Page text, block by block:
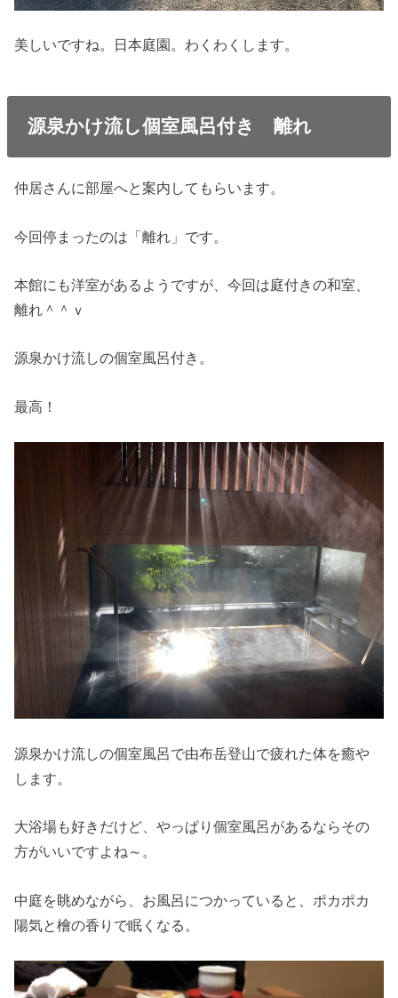
美しいですね。日本庭園。わくわくします。
源泉かけ流し個室風呂付き 離れ
仲居さんに部屋へと案内してもらいます。
今回停まったのは「離れ」です。
本館にも洋室があるようですが、今回は庭付きの和室、
離れ＾＾ｖ
源泉かけ流しの個室風呂付き。
最高！
源泉かけ流しの個室風呂で由布岳登山で疲れた体を癒や
します。
大浴場も好きだけど、やっぱり個室風呂があるならその
方がいいですよね～。
中庭を眺めながら、お風呂につかっていると、ポカポカ
陽気と檜の香りで眠くなる。